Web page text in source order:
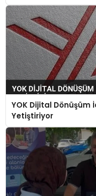
YOK Dijital Dönüşüm
Yetiştiriyor